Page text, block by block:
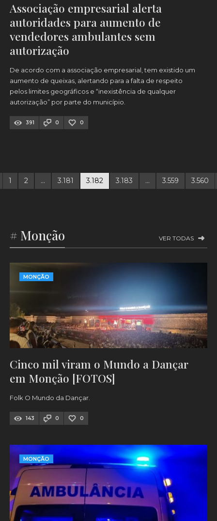
Associação empresarial alerta
autoridades para aumento de
vendedores ambulantes sem
autorização
De acordo com a associação empresarial, tem existido um
aumento de queixas, alertando para a falta de respeito
pelos limites geográficos e “inexistência de qualquer
autorização” por parte do município.
391 0 0
1 2 … 3.181 3.182 3.183 … 3.559 3.560
# Monção VER TODAS
MONÇÃO
Cinco mil viram o Mundo a Dançar
em Monção [FOTOS]
Folk O Mundo da Dançar.
143 0 0
MONÇÃO